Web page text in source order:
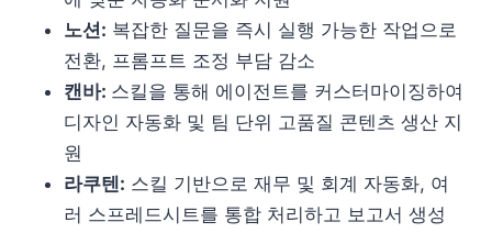
노션: 복잡한 질문을 즉시 실행 가능한 작업으로
전환, 프롬프트 조정 부담 감소
캔바: 스킬을 통해 에이전트를 커스터마이징하여
디자인 자동화 및 팀 단위 고품질 콘텐츠 생산 지
원
라쿠텐: 스킬 기반으로 재무 및 회계 자동화, 여
러 스프레드시트를 통합 처리하고 보고서 생성